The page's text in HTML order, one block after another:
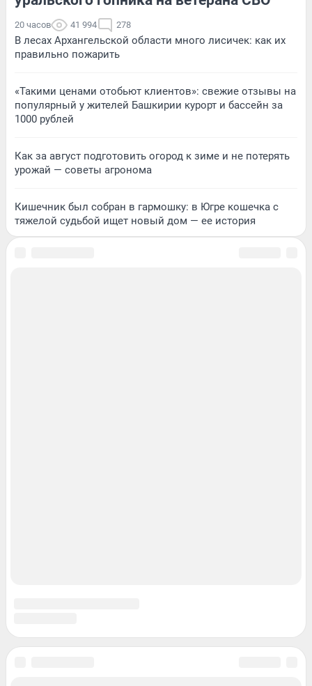
20 часов 41 994 278
В лесах Архангельской области много лисичек: как их
правильно пожарить
«Такими ценами отобьют клиентов»: свежие отзывы на
популярный у жителей Башкирии курорт и бассейн за
1000 рублей
Как за август подготовить огород к зиме и не потерять
урожай — советы агронома
Кишечник был собран в гармошку: в Югре кошечка с
тяжелой судьбой ищет новый дом — ее история